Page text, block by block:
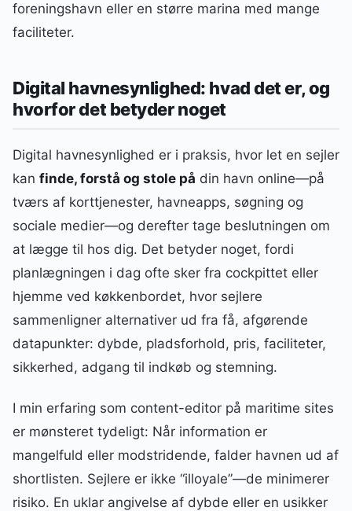
foreningshavn eller en større marina med mange
faciliteter.
Digital havnesynlighed: hvad det er, og
hvorfor det betyder noget
Digital havnesynlighed er i praksis, hvor let en sejler
kan finde, forstå og stole på din havn online—på
tværs af korttjenester, havneapps, søgning og
sociale medier—og derefter tage beslutningen om
at lægge til hos dig. Det betyder noget, fordi
planlægningen i dag ofte sker fra cockpittet eller
hjemme ved køkkenbordet, hvor sejlere
sammenligner alternativer ud fra få, afgørende
datapunkter: dybde, pladsforhold, pris, faciliteter,
sikkerhed, adgang til indkøb og stemning.
I min erfaring som content-editor på maritime sites
er mønsteret tydeligt: Når information er
mangelfuld eller modstridende, falder havnen ud af
shortlisten. Sejlere er ikke “illoyale”—de minimerer
risiko. En uklar angivelse af dybde eller en usikker